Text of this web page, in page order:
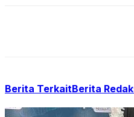
Berita TerkaitBerita